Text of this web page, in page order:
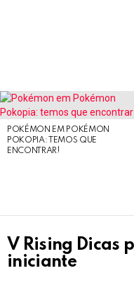
LATEST
STORIES
POKÉMON EM POKÉMON
POKOPIA: TEMOS QUE
ENCONTRAR!
V Rising Dicas
iniciante